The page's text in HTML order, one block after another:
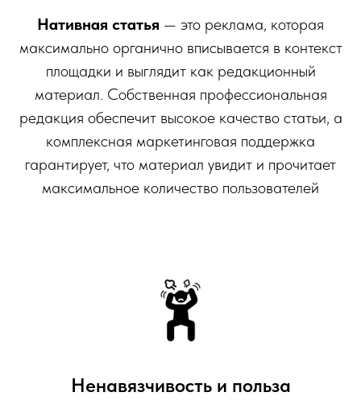
Нативная статья — это реклама, которая
максимально органично вписывается в контекст
площадки и выглядит как редакционный
материал. Собственная профессиональная
редакция обеспечит высокое качество статьи, а
комплексная маркетинговая поддержка
гарантирует, что материал увидит и прочитает
максимальное количество пользователей
Ненавязчивость и польза